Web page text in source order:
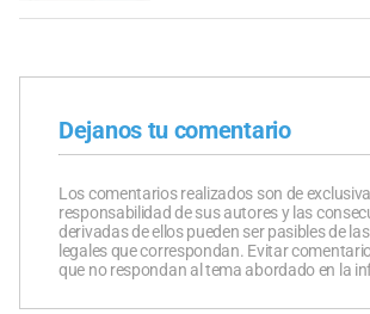
Dejanos tu comentario
Los comentarios realizados son de exclusiva
responsabilidad de sus autores y las
derivadas de ellos pueden ser pasibles de
legales que correspondan. Evitar
que no respondan al tema abordado en la